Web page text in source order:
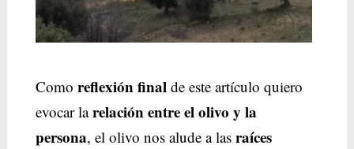
Como reflexión finalde este artículo quiero
evocar larelación entre el olivo y la
persona, el olivo nos alude a las raíces